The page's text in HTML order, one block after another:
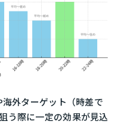
外ターゲット（時差で
う際に一定の効果が見込